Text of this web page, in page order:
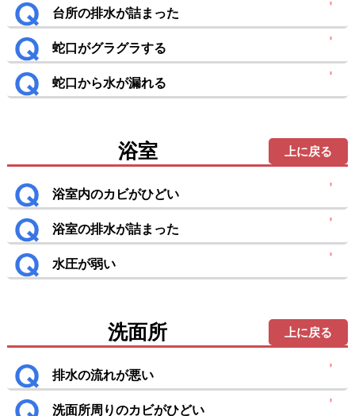
台所の排水が詰まった
蛇口がグラグラする
蛇口から水が漏れる
浴室 上に戻る
浴室内のカビがひどい
浴室の排水が詰まった
水圧が弱い
洗面所 上に戻る
排水の流れが悪い
洗面所周りのカビがひどい